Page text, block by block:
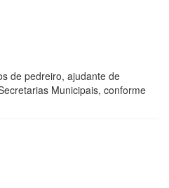
de pedreiro, ajudante de
Municipais, conforme